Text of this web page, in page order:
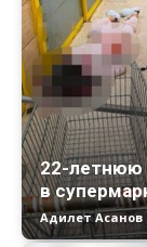
22-летнюю
в
Адилет Асанов